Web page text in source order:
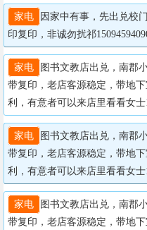
家电
因家中有事，先出兑校
印复印，非诚勿扰祁
家电
图书文教店出兑，南郡
带复印，老店客源稳定，带地
利，有意者可以来店里看看女士
家电
图书文教店出兑，南郡
带复印，老店客源稳定，带地
利，有意者可以来店里看看女士
家电
图书文教店出兑，南郡
带复印，老店客源稳定，带地